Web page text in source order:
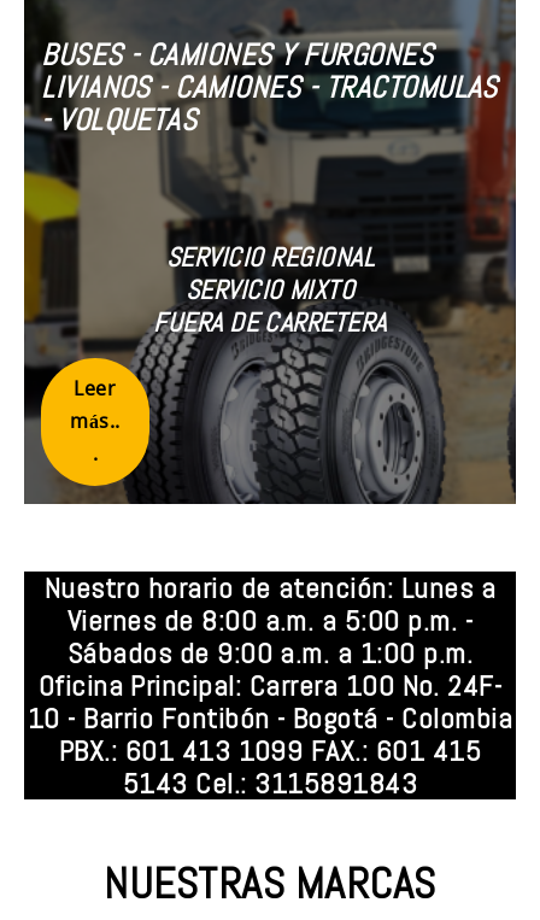
BUSES - CAMIONES Y FURGONES
LIVIANOS - CAMIONES - TRACTOMULAS
- VOLQUETAS
SERVICIO REGIONAL
SERVICIO MIXTO
FUERA DE CARRETERA
Leer
más..
.
Nuestro horario de atención: Lunes a
Viernes de 8:00 a.m. a 5:00 p.m. -
Sábados de 9:00 a.m. a 1:00 p.m.
Oficina Principal: Carrera 100 No. 24F-
10 - Barrio Fontibón - Bogotá - Colombia
PBX.: 601 413 1099 FAX.: 601 415
5143 Cel.: 3115891843
NUESTRAS MARCAS